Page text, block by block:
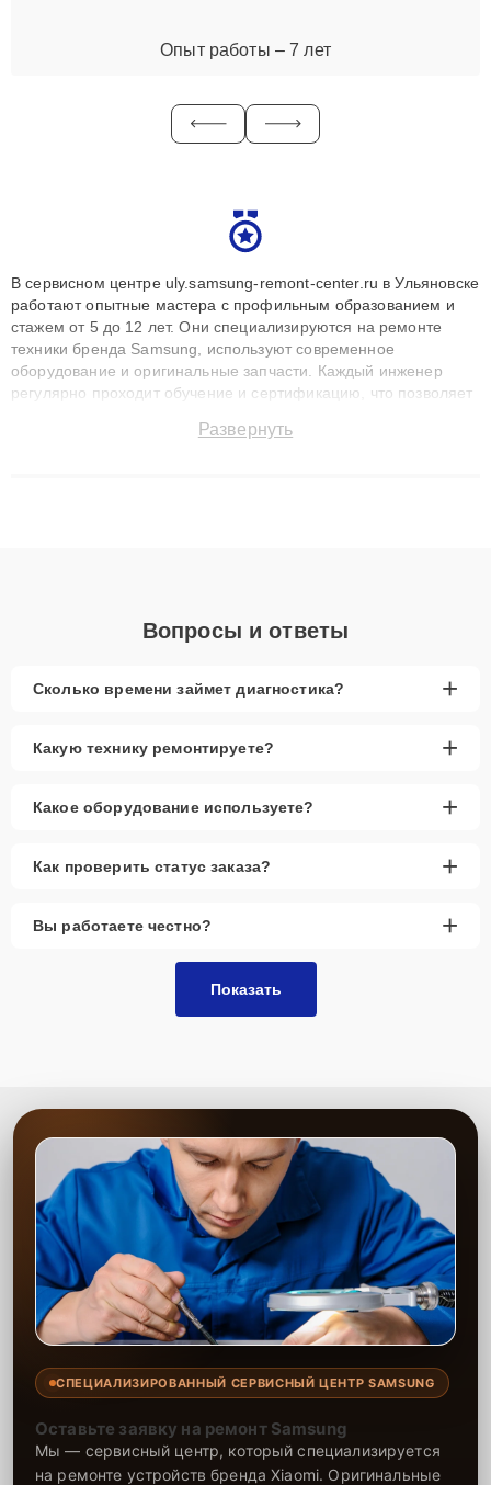
Опыт работы – 7 лет
В сервисном центре uly.samsung-remont-center.ru в Ульяновске
работают опытные мастера с профильным образованием и
стажем от 5 до 12 лет. Они специализируются на ремонте
техники бренда Samsung, используют современное
оборудование и оригинальные запчасти. Каждый инженер
регулярно проходит обучение и сертификацию, что позволяет
технику с сохранением гарантии до 3 лет. Наши мастера
Развернуть
Вопросы и ответы
Сколько времени займет диагностика? +
Какую технику ремонтируете? +
Какое оборудование используете? +
Как проверить статус заказа? +
Вы работаете честно? +
Показать
СПЕЦИАЛИЗИРОВАННЫЙ СЕРВИСНЫЙ ЦЕНТР SAMSUNG
Оставьте заявку на ремонт Samsung
Мы — сервисный центр, который специализируется
на ремонте устройств бренда Xiaomi. Оригинальные